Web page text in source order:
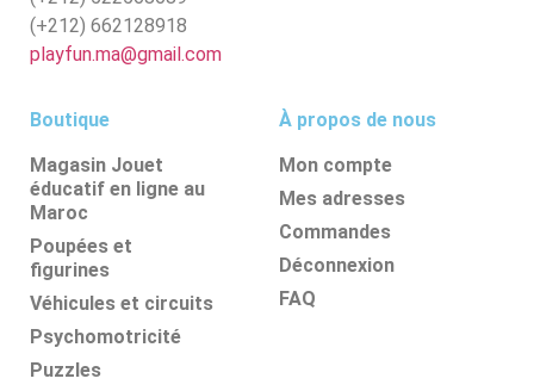
(+212) 662128918
playfun.ma@gmail.com
Boutique
Magasin Jouet
éducatif en ligne au
Maroc
Poupées et
figurines
Véhicules et circuits
Psychomotricité
Puzzles
À propos de nous
Mon compte
Mes adresses
Commandes
Déconnexion
FAQ